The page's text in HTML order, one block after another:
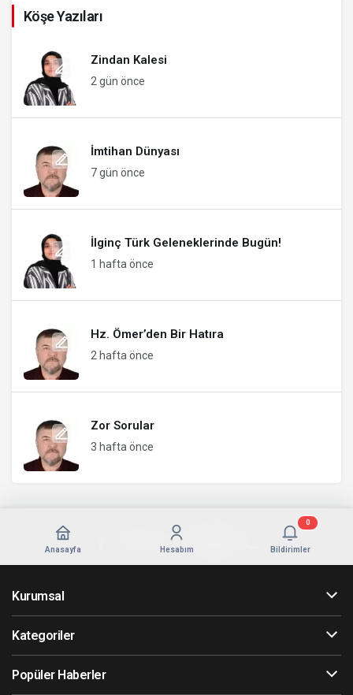
Köşe Yazıları
Zindan Kalesi
2 gün önce
İmtihan Dünyası
7 gün önce
İlginç Türk Geleneklerinde Bugün!
1 hafta önce
Hz. Ömer’den Bir Hatıra
2 hafta önce
Zor Sorular
3 hafta önce
Anasayfa Hesabım Bildirimler
0
Kurumsal
Kategoriler
Popüler Haberler